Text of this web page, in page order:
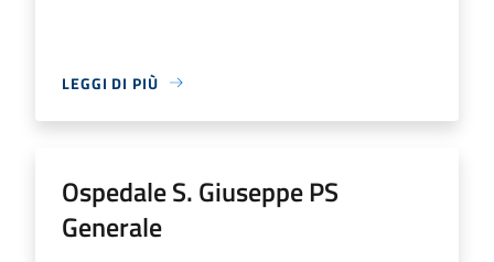
LEGGI DI PIÙ
Ospedale S. Giuseppe PS
Generale